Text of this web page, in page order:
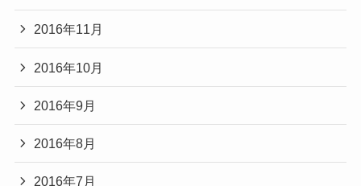
2016年11月
2016年10月
2016年9月
2016年8月
2016年7月